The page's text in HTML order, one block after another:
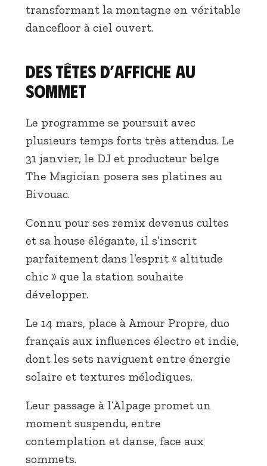
transformant la montagne en véritable
dancefloor à ciel ouvert.
Des têtes d’affiche au
sommet
Le programme se poursuit avec
plusieurs temps forts très attendus. Le
31 janvier, le DJ et producteur belge
The Magician posera ses platines au
Bivouac.
Connu pour ses remix devenus cultes
et sa house élégante, il s’inscrit
parfaitement dans l’esprit « altitude
chic » que la station souhaite
développer.
Le 14 mars, place à Amour Propre, duo
français aux influences électro et indie,
dont les sets naviguent entre énergie
solaire et textures mélodiques.
Leur passage à l’Alpage promet un
moment suspendu, entre
contemplation et danse, face aux
sommets.